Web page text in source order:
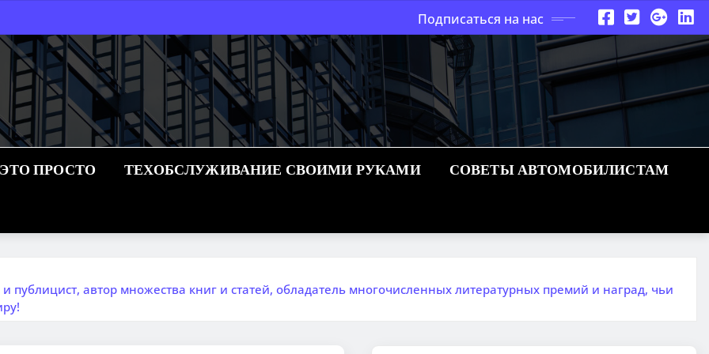
Подписаться на нас
ПРОСТО ТЕХОБСЛУЖИВАНИЕ СВОИМИ РУКАМИ СОВЕТЫ АВТОМОБИЛИСТАМ
публицист, автор множества книг и статей, обладатель многочисленных литературных премий и наград, чьи